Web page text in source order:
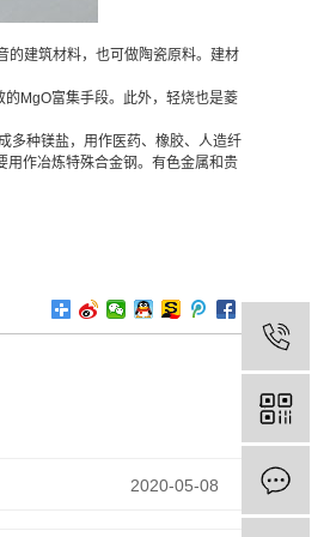
建筑材料，也可做陶瓷原料。 建材
MgO富集手段。此外，轻烧也是菱
多种镁盐，用作医药、橡胶、人造纤
用作冶炼特殊合金钢。有色金属和贵
2020-05-08